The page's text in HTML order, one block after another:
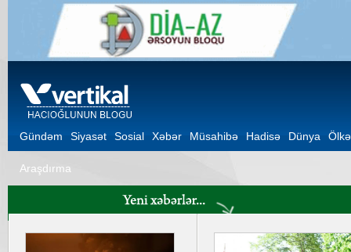
Gündəm Siyasət Sosial Xəbər Müsahibə Hadisə Dünya Ölkə
Araşdırma